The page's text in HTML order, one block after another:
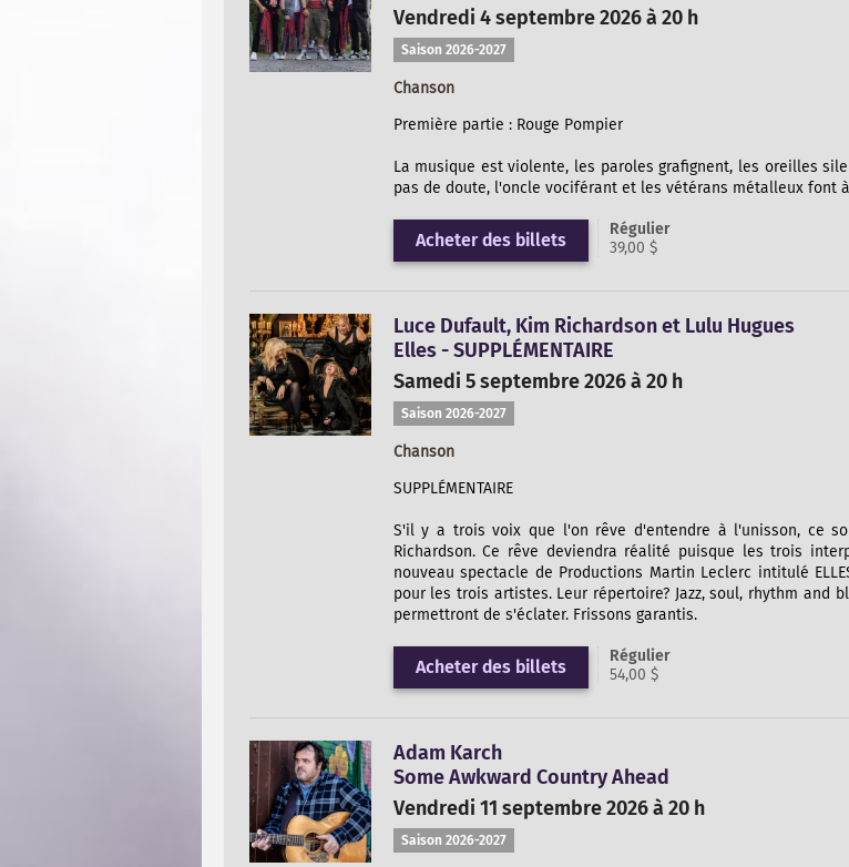
Vendredi 4 septembre 2026 à 20 h
Saison 2026-2027
Chanson
Première partie : Rouge Pompier
La musique est violente, les paroles grafignent, les oreilles
pas de doute, l'oncle vociférant et les vétérans métalleux font
Acheter des billets
Régulier
39,00 $
Luce Dufault, Kim Richardson et Lulu Hugues
Elles - SUPPLÉMENTAIRE
Samedi 5 septembre 2026 à 20 h
Saison 2026-2027
Chanson
SUPPLÉMENTAIRE
S'il y a trois voix que l'on rêve d'entendre à l'unisson, ce
Richardson. Ce rêve deviendra réalité puisque les trois
nouveau spectacle de Productions Martin Leclerc intitulé
pour les trois artistes. Leur répertoire? Jazz, soul, rhythm and
permettront de s'éclater. Frissons garantis.
Acheter des billets
Régulier
54,00 $
Adam Karch
Some Awkward Country Ahead
Vendredi 11 septembre 2026 à 20 h
Saison 2026-2027